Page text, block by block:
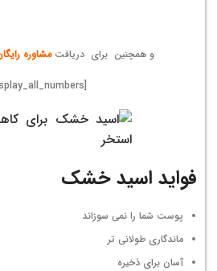
و همچنین برای دریافتمشاوره
[display_all_numbers]
فواید اسید خشک
پوست شما را نمی سوزاند
ماندگاری طولانی تر
آسان برای ذخیره